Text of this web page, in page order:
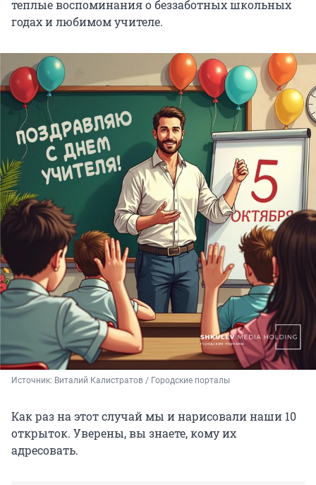
теплые воспоминания о беззаботных школьных
годах и любимом учителе.
Источник: Виталий Калистратов / Городские порталы
Как раз на этот случай мы и нарисовали наши 10
открыток. Уверены, вы знаете, кому их
адресовать.